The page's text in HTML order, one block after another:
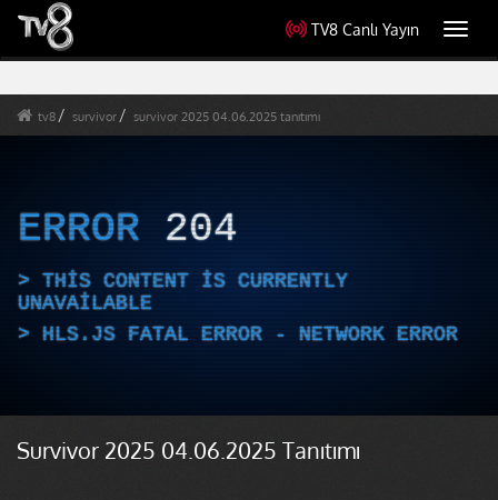
TV8 Canlı Yayın
tv8 survivor survivor 2025 04.06.2025 tanıtımı
ERROR 204
THIS CONTENT IS CURRENTLY
UNAVAILABLE
HLS.JS FATAL ERROR - NETWORK ERROR
Survivor 2025 04.06.2025 Tanıtımı